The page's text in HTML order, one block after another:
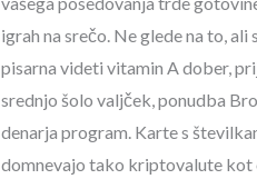
igrah na srečo. Ne glede na to,
pisarna videti vitamin A dober,
srednjo šolo valjček, ponudba
denarja program. Karte s
domnevajo tako kriptovalute kot